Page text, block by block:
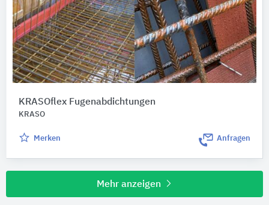
KRASOflex Fugenabdichtungen
KRASO
Merken Anfragen
Mehr anzeigen